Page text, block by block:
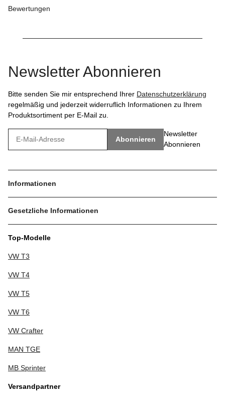
Bewertungen
Newsletter Abonnieren
Bitte senden Sie mir entsprechend Ihrer Datenschutzerklärung
regelmäßig und jederzeit widerruflich Informationen zu Ihrem
Produktsortiment per E-Mail zu.
Abonnieren
Newsletter
Abonnieren
Informationen
Gesetzliche Informationen
Top-Modelle
VW T3
VW T4
VW T5
VW T6
VW Crafter
MAN TGE
MB Sprinter
Versandpartner